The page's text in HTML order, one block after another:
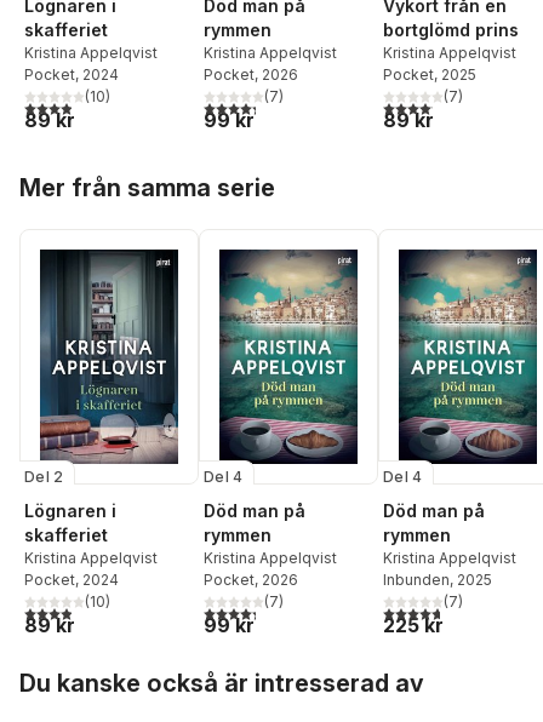
Lögnaren i
skafferiet
Kristina Appelqvist
Pocket, 2024
3,9utav 5 stjärnor. Totalt antal röster:
(10)
89 kr
Död man på
rymmen
Kristina Appelqvist
Pocket, 2026
4,3utav 5 stjärnor. Totalt antal röster:
(7)
99 kr
Vykort från en
bortglömd prins
Kristina Appelqvist
Pocket, 2025
4,1utav 5 stjärnor.
(7)
89 kr
Mer från samma serie
Del 2
Lögnaren i
skafferiet
Kristina Appelqvist
Pocket, 2024
3,9utav 5 stjärnor. Totalt antal röster:
(10)
89 kr
Del 4
Död man på
rymmen
Kristina Appelqvist
Pocket, 2026
4,3utav 5 stjärnor. Totalt antal röster:
(7)
99 kr
Del 4
Död man på
rymmen
Kristina Appelqvist
Inbunden, 2025
4,7utav 5 stjärnor.
(7)
225 kr
Du kanske också är intresserad av